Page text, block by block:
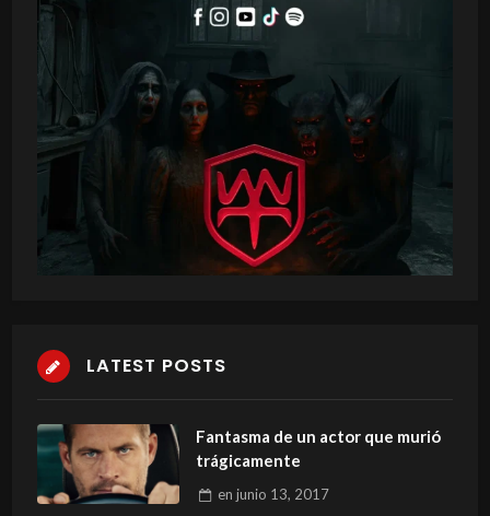
LATEST POSTS
Fantasma de un actor que murió
trágicamente
en junio 13, 2017